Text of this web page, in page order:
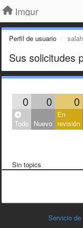
Imgur
Perfil de usuario
Sus solicitudes
0 0 0
Todo Nuevo
En
revisión
Sin topics
Servicio